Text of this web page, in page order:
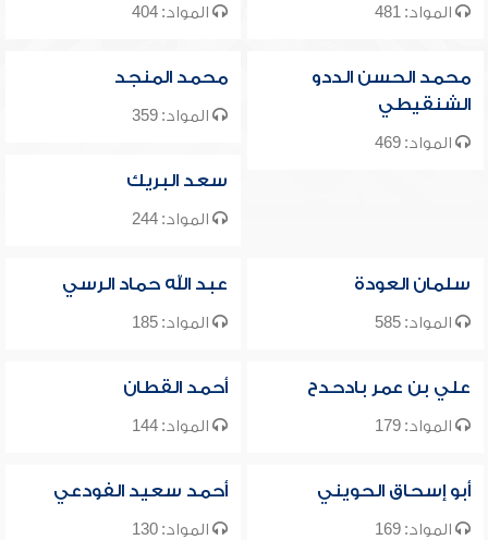
المواد: 481 المواد: 404
محمد الحسن الددو
الشنقيطي
المواد: 469
محمد المنجد
المواد: 359
سعد البريك
المواد: 244
سلمان العودة
المواد: 585
عبد الله حماد الرسي
المواد: 185
علي بن عمر بادحدح
المواد: 179
أحمد القطان
المواد: 144
أبو إسحاق الحويني
المواد: 169
أحمد سعيد الفودعي
المواد: 130